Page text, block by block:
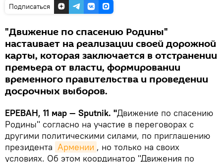
Подписаться
"Движение по спасению Родины"
настаивает на реализации своей дорожной
карты, которая заключается в отстранении
премьера от власти, формировании
временного правительства и проведении
досрочных выборов.
ЕРЕВАН, 11 мар — Sputnik. "Движение по спасению
Родины" согласно на участие в переговорах с
другими политическими силами, по приглашению
президента Армении , но только на своих
условиях. Об этом координатор "Движения по